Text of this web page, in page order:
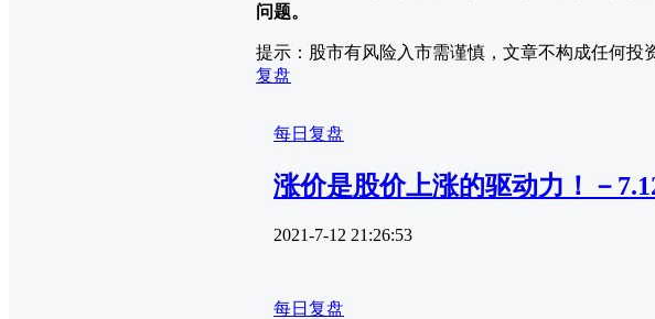
问题。
提示：股市有风险入市需谨慎，文章不构成任何投
复盘
每日复盘
涨价是股价上涨的驱动力！－
2021-7-12 21:26:53
每日复盘